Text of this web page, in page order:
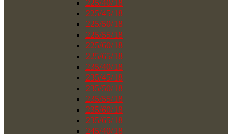
225/40/18
225/45/18
225/50/18
225/55/18
225/60/18
225/65/18
235/40/18
235/45/18
235/50/18
235/55/18
235/60/18
235/65/18
245/40/18